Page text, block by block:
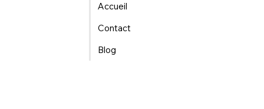
Accueil
Contact
Blog